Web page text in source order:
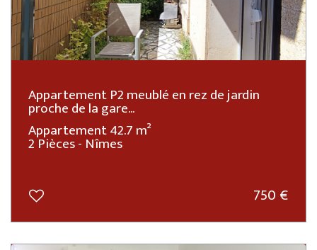
Appartement P2 meublé en rez de jardin
proche de la gare...
Appartement 42.7 m²
2 Pièces - Nîmes
750 €